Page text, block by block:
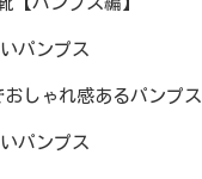
パンプス
おしゃれ感あるパンプス
パンプス